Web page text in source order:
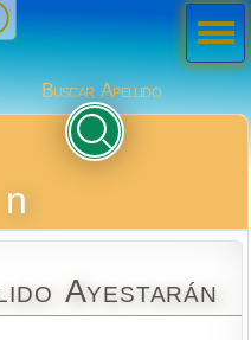
Buscar Apellido
n
Ayestarán
Men
ú